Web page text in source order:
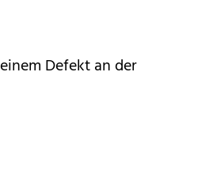
Defekt an der